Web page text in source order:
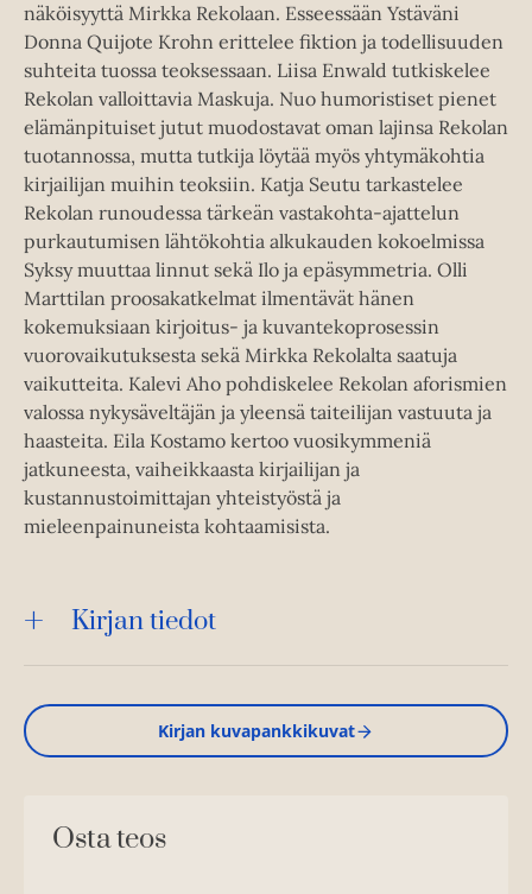
näköisyyttä Mirkka Rekolaan. Esseessään Ystäväni
Donna Quijote Krohn erittelee fiktion ja todellisuuden
suhteita tuossa teoksessaan. Liisa Enwald tutkiskelee
Rekolan valloittavia Maskuja. Nuo humo­ristiset pienet
elämänpituiset jutut muodostavat oman lajinsa Rekolan
tuotannossa, mutta tutkija löytää myös yhtymäkohtia
kirjailijan muihin teoksiin. Katja Seutu tarkastelee
Rekolan runoudessa tärkeän vasta­kohta-­ajattelun
purkautumisen lähtökohtia alkukauden kokoelmissa
Syksy muuttaa linnut sekä Ilo ja epäsymmetria. Olli
Marttilan proosakatkelmat ilmentävät hänen
kokemuksiaan kirjoitus-­ ja kuvantekoprosessin
vuorovaikutuksesta sekä Mirkka Rekolalta saatuja
vaikutteita. Kalevi Aho pohdiskelee Rekolan aforis­mien
valossa nykysäveltäjän ja yleensä taiteilijan vastuuta ja
haasteita. Eila Kostamo kertoo vuosikymmeniä
jatkuneesta, vaiheikkaasta kirjailijan ja
kustannustoimittajan yhteistyöstä ja
mieleenpainuneista kohtaamisista.
Kirjan tiedot
Kirjan kuvapankkikuvat
Osta teos